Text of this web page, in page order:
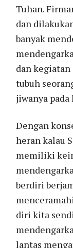
Tuhan.
dan
banyak
dan
tubuh
jiwanya
Dengan
heran kalau
memiliki
berdiri
diri kita
lantas